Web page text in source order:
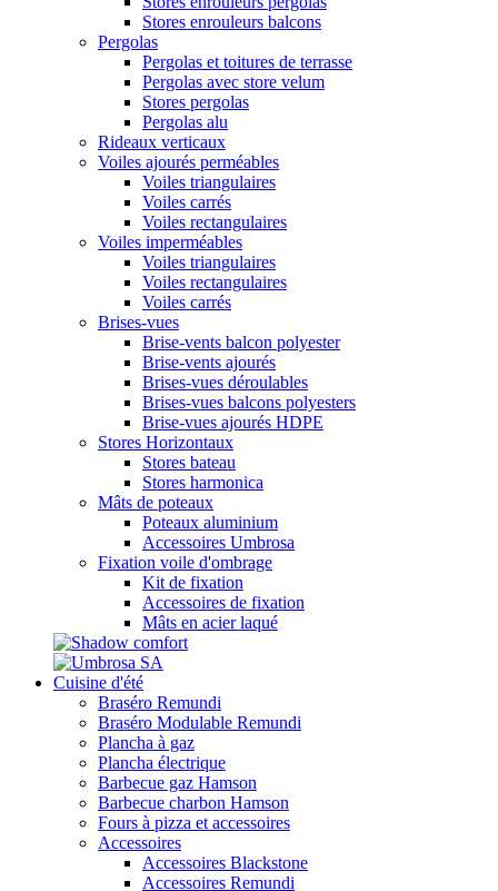
Stores enrouleurs balcons
Pergolas
Pergolas et toitures de terrasse
Pergolas avec store velum
Stores pergolas
Pergolas alu
Rideaux verticaux
Voiles ajourés perméables
Voiles triangulaires
Voiles carrés
Voiles rectangulaires
Voiles imperméables
Voiles triangulaires
Voiles rectangulaires
Voiles carrés
Brises-vues
Brise-vents balcon polyester
Brise-vents ajourés
Brises-vues déroulables
Brises-vues balcons polyesters
Brise-vues ajourés HDPE
Stores Horizontaux
Stores bateau
Stores harmonica
Mâts de poteaux
Poteaux aluminium
Accessoires Umbrosa
Fixation voile d'ombrage
Kit de fixation
Accessoires de fixation
Mâts en acier laqué
Cuisine d'été
Braséro Remundi
Braséro Modulable Remundi
Plancha à gaz
Plancha électrique
Barbecue gaz Hamson
Barbecue charbon Hamson
Fours à pizza et accessoires
Accessoires
Accessoires Blackstone
Accessoires Remundi